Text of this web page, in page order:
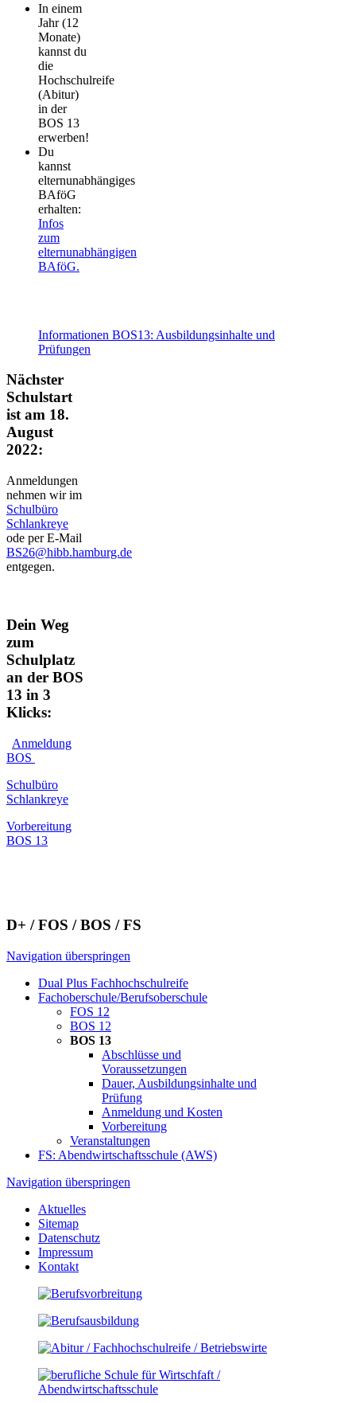
In einem
Jahr (12
Monate)
kannst du
die
Hochschulreife
(Abitur)
in der
BOS 13
erwerben!
Du
kannst
elternunabhängiges
BAföG
erhalten:
Infos
zum
elternunabhängigen
BAföG.
Informationen BOS13: Ausbildungsinhalte und
Prüfungen
Nächster
Schulstart
ist am 18.
August
2022:
Anmeldungen
nehmen wir im
Schulbüro
Schlankreye
ode per E-Mail
BS26@hibb.hamburg.de
entgegen.
Dein Weg
zum
Schulplatz
an der BOS
13 in 3
Klicks:
Anmeldung
BOS
Schulbüro
Schlankreye
Vorbereitung
BOS 13
D+ / FOS / BOS / FS
Navigation überspringen
Dual Plus Fachhochschulreife
Fachoberschule/Berufsoberschule
FOS 12
BOS 12
BOS 13
Abschlüsse und
Voraussetzungen
Dauer, Ausbildungsinhalte und
Prüfung
Anmeldung und Kosten
Vorbereitung
Veranstaltungen
FS: Abendwirtschaftsschule (AWS)
Navigation überspringen
Aktuelles
Sitemap
Datenschutz
Impressum
Kontakt